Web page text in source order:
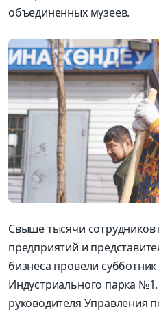
объединенных музеев.
Свыше тысячи
предприятий и
бизнеса провели
Индустриального парка
руководителя Управления